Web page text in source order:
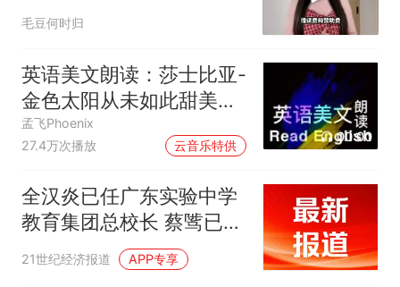
月1日统一执行
毛豆何时归
英语美文朗读：莎士比亚-
金色太阳从未如此甜美吻
过
孟飞Phoenix
27.4万次播放
云音乐特供
00:00
全汉炎已任广东实验中学
教育集团总校长 蔡骘已出
任广东实验中学党委书记
21世纪经济报道 APP专享